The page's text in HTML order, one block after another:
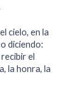
cielo, en la
diciendo:
el
la honra, la